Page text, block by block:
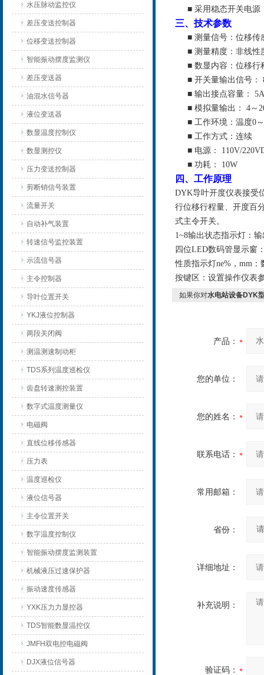
水压脉动监控仪
差压变送控制器
位移变送控制器
智能振动摆度监测仪
差压变送器
油混水信号器
液位变送器
数显温度控制仪
数显测控仪
压力变送控制器
剪断销信号装置
流量开关
自动补气装置
转速信号监控装置
示流信号器
主令控制器
导叶位置开关
YKJ液位控制器
两段关闭阀
测温测速制动柜
TDS系列温度巡检仪
齿盘转速测控装置
数字式温度测量仪
电磁阀
直线位移传感器
压力表
温度巡检仪
液位信号器
主令位置开关
数字温度控制仪
智能振动摆度监测装置
机械液压过速保护器
振动速度传感器
YXK压力力显控器
TDS智能数显温控仪
JMFH双电控电磁阀
DJX液位信号器
■ 采用稳态开关电源
三、技术参数
■ 测量信号：位移传
■ 测量精度：非线性
■ 数显内容：位移行
■ 开关量输出信号：
■ 输出接点容量：
■ 模拟量输出： 4～
■ 工作环境：温度0
■ 工作方式：连续
■ 电源： 110V/
■ 功耗： 10W
四、工作原理
DYK导叶开度仪表接受
行位移行程量、 开度百
式主令开关。
1~8输出状态指示灯：
四位LED数码管显示窗
性质指示灯ne% ， mm
按键区：设置操作仪表
如果你对水电站设备DYK
产品：
您的单位：
您的姓名：
联系电话：
常用邮箱：
省份：
详细地址：
补充说明：
验证码：